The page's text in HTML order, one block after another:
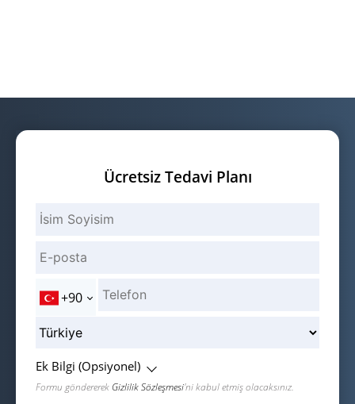
Ücretsiz Tedavi Planı
+90
Ek Bilgi (Opsiyonel)
Formu göndererek Gizlilik Sözleşmesi'ni kabul etmiş olacaksınız.